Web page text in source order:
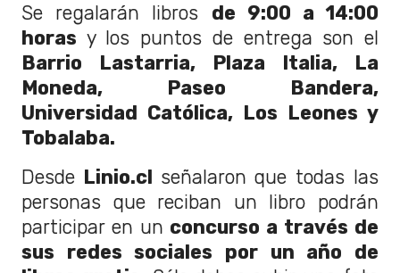
Se regalarán libros de 9:00 a 14:00
horas y los puntos de entrega son el
Barrio Lastarria, Plaza Italia, La
Moneda, Paseo Bandera,
Universidad Católica, Los Leones y
Tobalaba.
Desde Linio.cl señalaron que todas las
personas que reciban un libro podrán
participar en un concurso a través de
sus redes sociales por un año de